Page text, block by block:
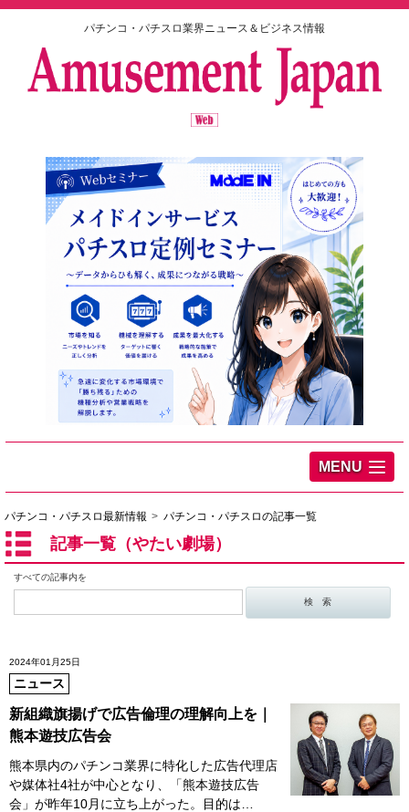
パチンコ・パチスロ業界ニュース＆ビジネス情報
MENU
パチンコ・パチスロ最新情報 パチンコ・パチスロの記事一覧
記事一覧（やたい劇場）
すべての記事内を
2024年01月25日
ニュース
新組織旗揚げで広告倫理の理解向上を｜
熊本遊技広告会
熊本県内のパチンコ業界に特化した広告代理店
や媒体社4社が中心となり、「熊本遊技広告
会」が昨年10月に立ち上がった。目的は…